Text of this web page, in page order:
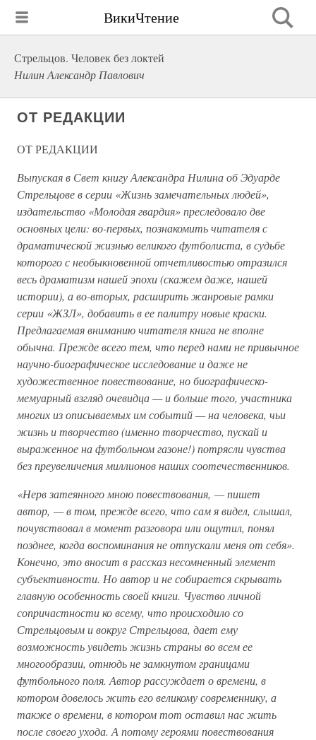
ВикиЧтение
Стрельцов. Человек без локтей
Нилин Александр Павлович
ОТ РЕДАКЦИИ
ОТ РЕДАКЦИИ
Выпуская в Свет книгу Александра Нилина об Эдуарде
Стрельцове в серии «Жизнь замечательных людей»,
издательство «Молодая гвардия» преследовало две
основных цели: во-первых, познакомить читателя с
драматической жизнью великого футболиста, в судьбе
которого с необыкновенной отчетливостью отразился
весь драматизм нашей эпохи (скажем даже, нашей
истории), а во-вторых, расширить жанровые рамки
серии «ЖЗЛ», добавить в ее палитру новые краски.
Предлагаемая вниманию читателя книга не вполне
обычна. Прежде всего тем, что перед нами не привычное
научно-биографическое исследование и даже не
художественное повествование, но биографическо-
мемуарный взгляд очевидца — и больше того, участника
многих из описываемых им событий — на человека, чьи
жизнь и творчество (именно творчество, пускай и
выраженное на футбольном газоне!) потрясли чувства
без преувеличения миллионов наших соотечественников.
«Нерв затеянного мною повествования, — пишет
автор, — в том, прежде всего, что сам я видел, слышал,
почувствовал в момент разговора или ощутил, понял
позднее, когда воспоминания не отпускали меня от себя».
Конечно, это вносит в рассказ несомненный элемент
субъективности. Но автор и не собирается скрывать
главную особенность своей книги. Чувство личной
сопричастности ко всему, что происходило со
Стрельцовым и вокруг Стрельцова, дает ему
возможность увидеть жизнь страны во всем ее
многообразии, отнюдь не замкнутом границами
футбольного поля. Автор рассуждает о времени, в
котором довелось жить его великому современнику, а
также о времени, в котором тот оставил нас жить
после своего ухода. А потому героями повествования